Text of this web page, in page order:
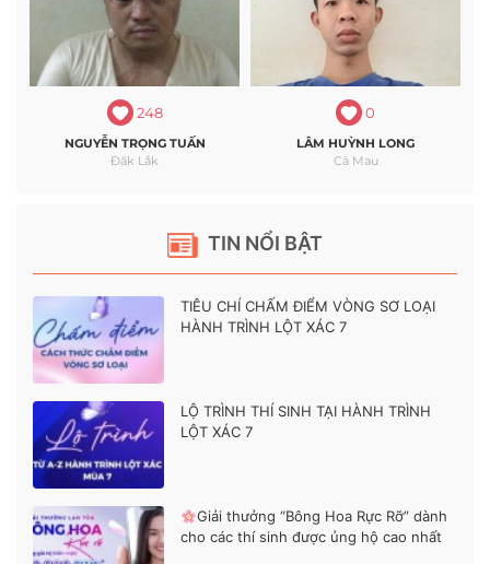
TIN NỔI BẬT
TIÊU CHÍ CHẤM ĐIỂM VÒNG SƠ LOẠI
HÀNH TRÌNH LỘT XÁC 7
LỘ TRÌNH THÍ SINH TẠI HÀNH TRÌNH
LỘT XÁC 7
Giải thưởng “Bông Hoa Rực Rỡ” dành
cho các thí sinh được ủng hộ cao nhất
248
NGUYỄN TRỌNG TUẤN
Đăk Lắk
0
LÂM HUỲNH LONG
Cà Mau